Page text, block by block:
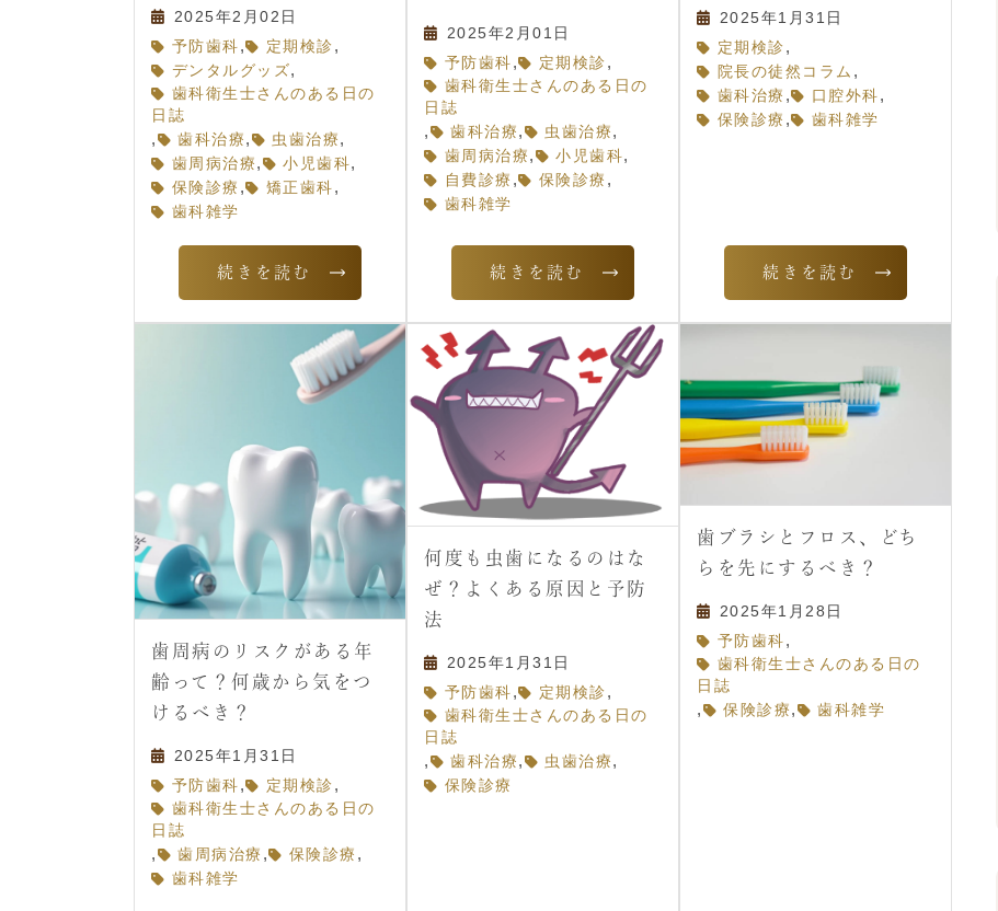
2025年2月02日
予防歯科 , 定期検診 ,
デンタルグッズ,
歯科衛生士さんのある日の
日誌
, 歯科治療 , 虫歯治療 ,
歯周病治療 , 小児歯科,
保険診療 , 矯正歯科 ,
歯科雑学
続きを読む
2025年2月01日
予防歯科 , 定期検診 ,
歯科衛生士さんのある日の
日誌
, 歯科治療 , 虫歯治療 ,
歯周病治療 , 小児歯科,
自費診療 , 保険診療 ,
歯科雑学
続きを読む
2025年1月31日
定期検診 ,
院長の徒然コラム ,
歯科治療 , 口腔外科 ,
保険診療 , 歯科雑学
続きを読む
歯周病のリスクがある年
齢って？何歳から気をつ
けるべき？
2025年1月31日
予防歯科 , 定期検診 ,
歯科衛生士さんのある日の
日誌
, 歯周病治療 , 保険診療 ,
歯科雑学
何度も虫歯になるのはな
ぜ？よくある原因と予防
法
2025年1月31日
予防歯科 , 定期検診 ,
歯科衛生士さんのある日の
日誌
, 歯科治療 , 虫歯治療 ,
保険診療
歯ブラシとフロス、どち
らを先にするべき？
2025年1月28日
予防歯科 ,
歯科衛生士さんのある日の
日誌
, 保険診療 , 歯科雑学